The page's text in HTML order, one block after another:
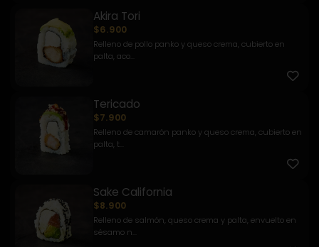
Akira Tori
$6.900
Relleno de pollo panko y queso crema, cubierto en
palta, aco...
Tericado
$7.900
Relleno de camarón panko y queso crema, cubierto en
palta, t...
Sake California
$8.900
Relleno de salmón, queso crema y palta, envuelto en
sésamo n...